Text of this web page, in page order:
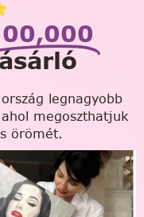
legnagyobb
megoszthatjuk
örömét.